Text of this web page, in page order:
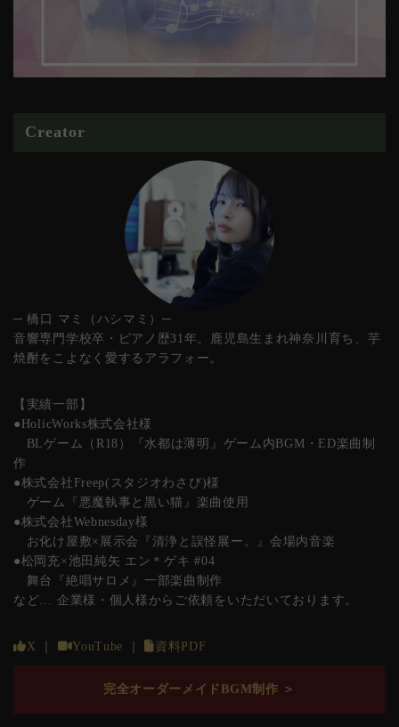
Creator
─ 橋口 マミ（ハシマミ）─
音響専門学校卒・ピアノ歴31年。鹿児島生まれ神奈川育ち、芋
焼酎をこよなく愛するアラフォー。
【実績一部】
●HolicWorks株式会社様
BLゲーム（R18）『水都は薄明』ゲーム内BGM・ED楽曲制
作
●株式会社Freep(スタジオわさび)様
ゲーム『悪魔執事と黒い猫』楽曲使用
●株式会社Webnesday様
お化け屋敷×展示会『清浄と誤怪展ー。』会場内音楽
●松岡充×池田純矢 エン＊ゲキ #04
舞台『絶唱サロメ』一部楽曲制作
など… 企業様・個人様からご依頼をいただいております。
X YouTube 資料PDF
完全オーダーメイドBGM制作 ＞